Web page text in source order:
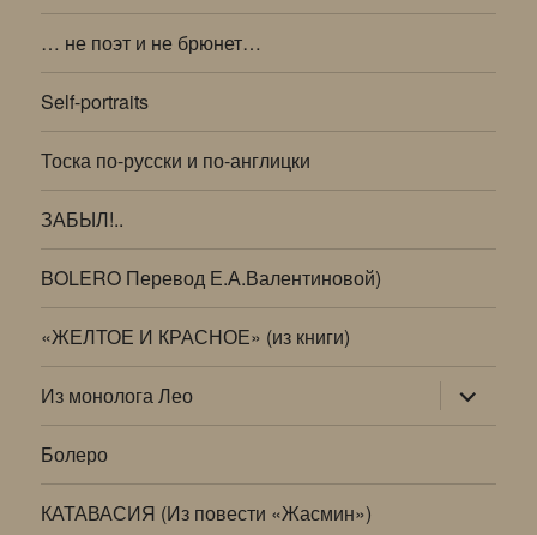
… не поэт и не брюнет…
Self-portraits
Тоска по-русски и по-англицки
ЗАБЫЛ!..
BOLERO Перевод Е.А.Валентиновой)
«ЖЕЛТОЕ И КРАСНОЕ» (из книги)
Из монолога Лео раскрыть
дочернее
меню
Болеро
КАТАВАСИЯ (Из повести «Жасмин»)